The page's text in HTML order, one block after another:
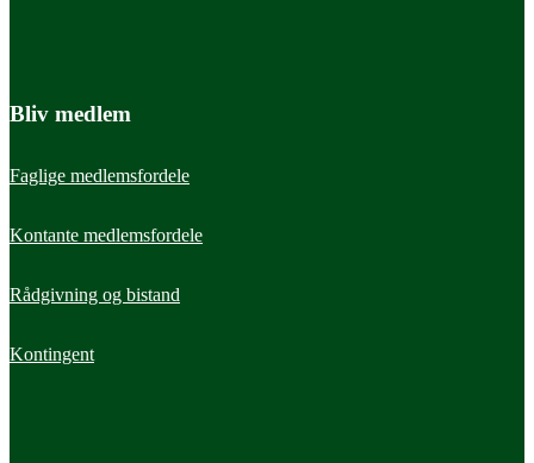
Bliv medlem
Faglige medlemsfordele
Kontante medlemsfordele
Rådgivning og bistand
Kontingent